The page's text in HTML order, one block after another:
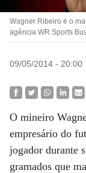
Wagner Ribeiro é o
agência WR Sports
09/05/2014 - 20:00
O mineiro
empresário do
jogador durante
gramados que